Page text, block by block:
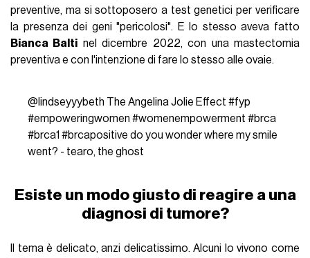
preventive, ma si sottoposero a test genetici per verificare
la presenza dei geni "pericolosi". E lo stesso aveva fatto
Bianca Balti nel dicembre 2022, con una mastectomia
preventiva e con l'intenzione di fare lo stesso alle ovaie.
@lindseyyybeth The Angelina Jolie Effect #fyp
#empoweringwomen #womenempowerment #brca
#brca1 #brcapositive do you wonder where my smile
went? - tearo, the ghost
Esiste un modo giusto di reagire a una
diagnosi di tumore?
Il tema è delicato, anzi delicatissimo. Alcuni lo vivono come